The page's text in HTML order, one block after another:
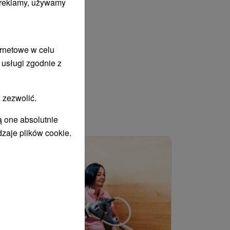
w celu
zgodnie z
one absolutnie
plików cookie.